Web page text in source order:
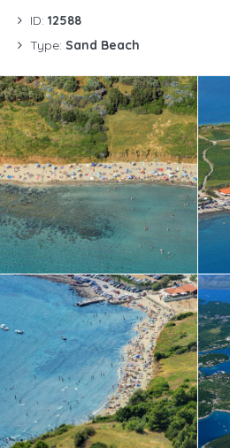
ID: 12588
Type: Sand Beach